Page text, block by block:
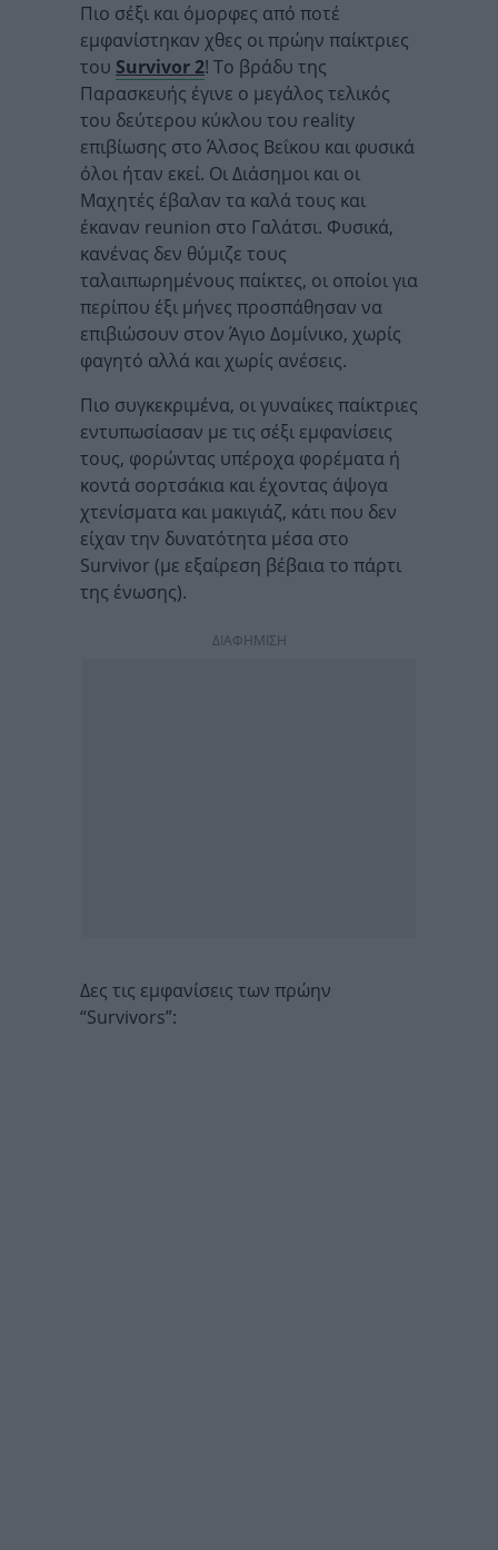
Πιο σέξι και όμορφες από ποτέ
εμφανίστηκαν χθες οι πρώην παίκτριες
του Survivor 2! Το βράδυ της
Παρασκευής έγινε ο μεγάλος τελικός
του δεύτερου κύκλου του reality
επιβίωσης στο Άλσος Βεΐκου και φυσικά
όλοι ήταν εκεί. Οι Διάσημοι και οι
Μαχητές έβαλαν τα καλά τους και
έκαναν reunion στο Γαλάτσι. Φυσικά,
κανένας δεν θύμιζε τους
ταλαιπωρημένους παίκτες, οι οποίοι για
περίπου έξι μήνες προσπάθησαν να
επιβιώσουν στον Άγιο Δομίνικο, χωρίς
φαγητό αλλά και χωρίς ανέσεις.
Πιο συγκεκριμένα, οι γυναίκες παίκτριες
εντυπωσίασαν με τις σέξι εμφανίσεις
τους, φορώντας υπέροχα φορέματα ή
κοντά σορτσάκια και έχοντας άψογα
χτενίσματα και μακιγιάζ, κάτι που δεν
είχαν την δυνατότητα μέσα στο
Survivor (με εξαίρεση βέβαια το πάρτι
της ένωσης).
ΔΙΑΦΗΜΙΣΗ
Δες τις εμφανίσεις των πρώην
“Survivors”: